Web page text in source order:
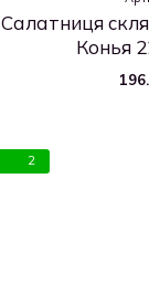
Салатниця
Конья
2